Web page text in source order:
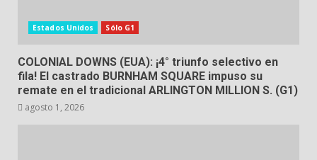
Estados Unidos Sólo G1
COLONIAL DOWNS (EUA): ¡4° triunfo selectivo en
fila! El castrado BURNHAM SQUARE impuso su
remate en el tradicional ARLINGTON MILLION S. (G1)
agosto 1, 2026